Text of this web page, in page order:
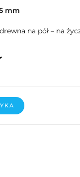
mm
na pół – na